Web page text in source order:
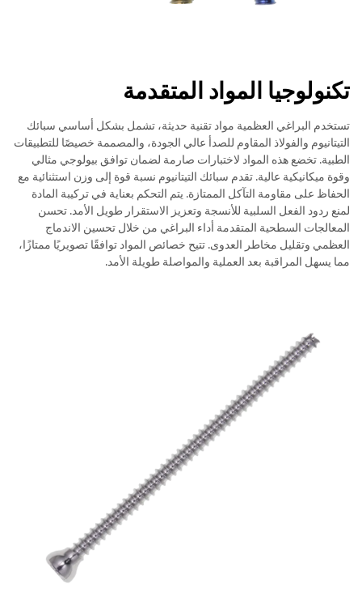
تكنولوجيا المواد المتقدمة
تستخدم البراغي العظمية مواد تقنية حديثة، تشمل بشكل أساسي سبائك
التيتانيوم والفولاذ المقاوم للصدأ عالي الجودة، والمصممة خصيصًا للتطبيقات
الطبية. تخضع هذه المواد لاختبارات صارمة لضمان توافق بيولوجي مثالي
وقوة ميكانيكية عالية. تقدم سبائك التيتانيوم نسبة قوة إلى وزن استثنائية مع
الحفاظ على مقاومة التآكل الممتازة. يتم التحكم بعناية في تركيبة المادة
لمنع ردود الفعل السلبية للأنسجة وتعزيز الاستقرار طويل الأمد. تحسن
المعالجات السطحية المتقدمة أداء البراغي من خلال تحسين الاندماج
العظمي وتقليل مخاطر العدوى. تتيح خصائص المواد توافقًا تصويريًا ممتازًا،
مما يسهل المراقبة بعد العملية والمواصلة طويلة الأمد.